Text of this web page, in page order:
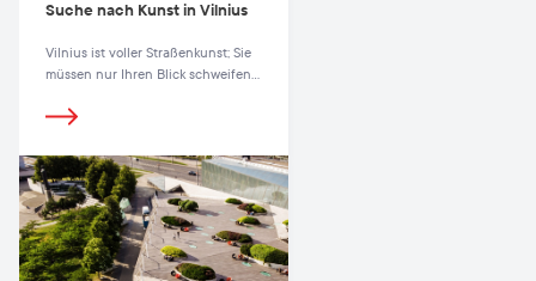
Suche nach Kunst in Vilnius
Vilnius ist voller Straßenkunst; Sie
müssen nur Ihren Blick schweifen